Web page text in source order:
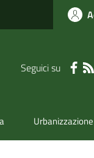
Seguici su
Urbanizzazione